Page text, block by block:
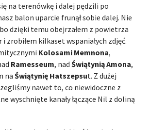
na terenówkę i dalej pędzili po
balon uparcie frunął sobie dalej. Nie
dzięki temu obejrzałem z powietrza
zrobiłem kilkaset wspaniałych zdjęć.
Kolosami Memnona,
Ramesseum, nad Świątynią Amona,
na Świątynię Hatszepsut. Z dużej
nawet to, co niewidoczne z
wyschnięte kanały łączące Nil z doliną